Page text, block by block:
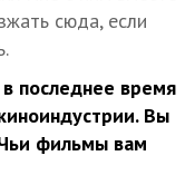
сюда, если
последнее время
Вы
фильмы вам